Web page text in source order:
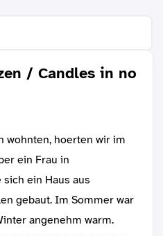
/ Candles in no
wohnten, hoerten wir im
ein Frau in
ein Haus aus
gebaut. Im Sommer war
angenehm warm.